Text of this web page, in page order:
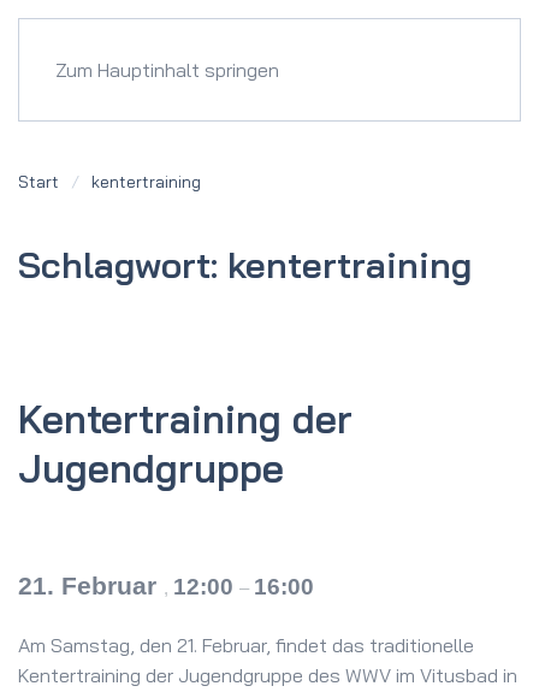
Zum Hauptinhalt springen
Start kentertraining
Schlagwort: kentertraining
Kentertraining der
Jugendgruppe
21. Februar , 12:00 – 16:00
Am Samstag, den 21. Februar, findet das traditionelle
Kentertraining der Jugendgruppe des WWV im Vitusbad in